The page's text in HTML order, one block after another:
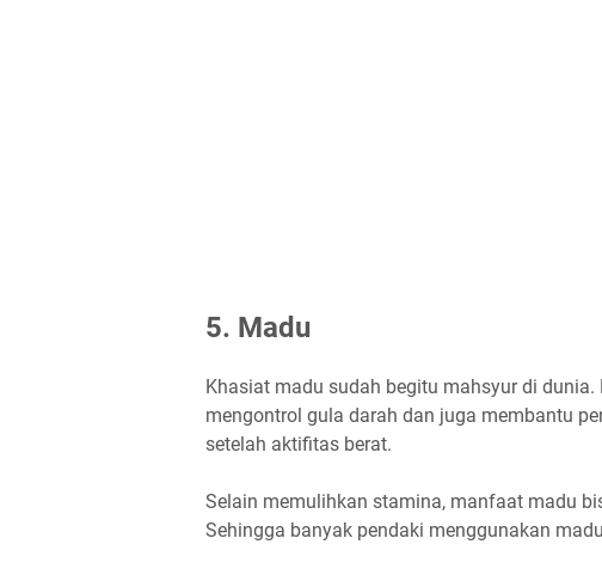
5. Madu
Khasiat madu sudah begitu mahsyur di
mengontrol gula darah dan juga membantu
setelah aktifitas berat.
Selain memulihkan stamina, manfaat madu
Sehingga banyak pendaki menggunakan